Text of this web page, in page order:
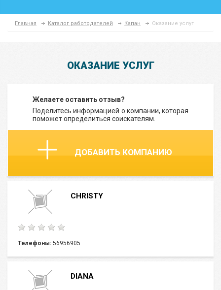
Главная Каталог работодателей Капан Оказание услуг
ОКАЗАНИЕ УСЛУГ
Желаете оставить отзыв?
Поделитесь информацией о компании, которая
поможет определиться соискателям.
ДОБАВИТЬ КОМПАНИЮ
CHRISTY
Телефоны: 56956905
DIANA